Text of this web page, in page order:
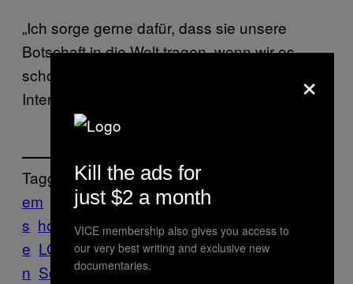
„Ich sorge gerne dafür, dass sie unsere
Botschaft in die Welt tragen, wenn wir es
schon nicht tun dürfen”, so Karlsson im
Interview mit
Tagged:
em
Europameisterschaft handball
s homophobie Kapitän kapitänsbinde
e LGBT+ Medien Nationalmannschaft
n Schweden schwul
×
Kill the ads for
just $2 a month
VICE membership also gives you access to
our very best writing and exclusive new
documentaries.